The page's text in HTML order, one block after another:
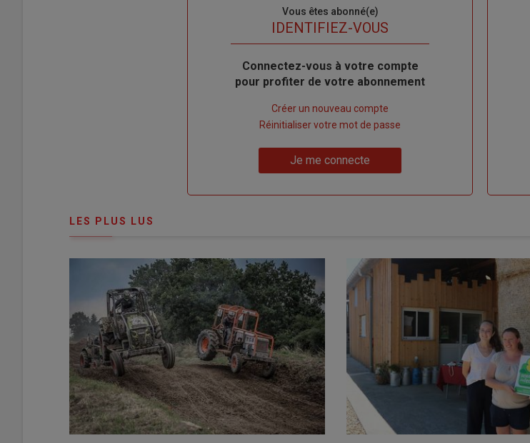
Vous êtes abonné(e)
IDENTIFIEZ-VOUS
Body
Connectez-vous à votre compte
pour profiter de votre abonnement
compte"
Créer un nouveau compte
Réinitialiser votre mot de passe
Je me connecte
LES PLUS LUS